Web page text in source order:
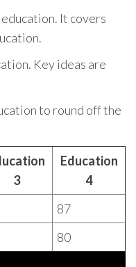
It covers
Key ideas are
to round off the
3
Education
4
87
80